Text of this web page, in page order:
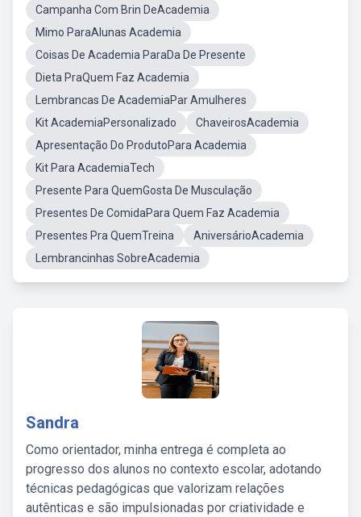
Campanha Com Brin DeAcademia
Mimo ParaAlunas Academia
Coisas De Academia ParaDa De Presente
Dieta PraQuem Faz Academia
Lembrancas De AcademiaPar Amulheres
Kit AcademiaPersonalizado
ChaveirosAcademia
Apresentação Do ProdutoPara Academia
Kit Para AcademiaTech
Presente Para QuemGosta De Musculação
Presentes De ComidaPara Quem Faz Academia
Presentes Pra QuemTreina
AniversárioAcademia
Lembrancinhas SobreAcademia
Sandra
Como orientador, minha entrega é completa ao
progresso dos alunos no contexto escolar, adotando
técnicas pedagógicas que valorizam relações
autênticas e são impulsionadas por criatividade e